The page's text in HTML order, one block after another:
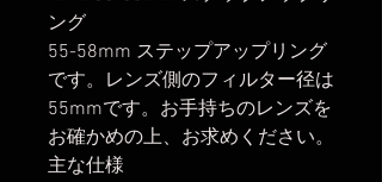
ング
55-58mm ステップアップリング
です。レンズ側のフィルター径は
55mmです。お手持ちのレンズを
お確かめの上、お求めください。
主な仕様